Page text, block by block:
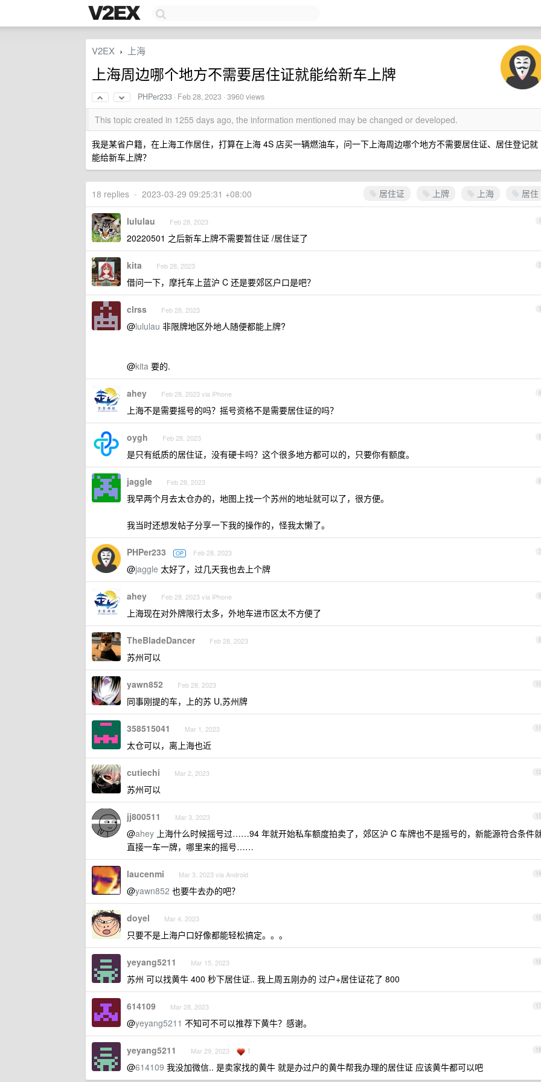
V2EX › 上海
上海周边哪个地方不需要居住证就能给新车上牌
PHPer233 · Feb 28, 2023 · 3960 views
This topic created in 1255 days ago, the information mentioned may be changed or developed.
我是某省户籍，在上海工作居住，打算在上海 4S 店买一辆燃油车，问一下上海周边哪个地方不需要居住证、居住登记就
能给新车上牌？
居住证 上牌 上海 居住
18 replies • 2023-03-29 09:25:31 +08:00
1
lululau Feb 28, 2023
20220501 之后新车上牌不需要暂住证 /居住证了
2
kita Feb 28, 2023
借问一下，摩托车上蓝沪 C 还是要郊区户口是吧？
3
clrss Feb 28, 2023
@lululau 非限牌地区外地人随便都能上牌?
@kita 要的.
4
ahey Feb 28, 2023 via iPhone
上海不是需要摇号的吗？摇号资格不是需要居住证的吗？
5
oygh Feb 28, 2023
是只有纸质的居住证，没有硬卡吗？这个很多地方都可以的，只要你有额度。
6
jaggle Feb 28, 2023
我早两个月去太仓办的，地图上找一个苏州的地址就可以了，很方便。
我当时还想发帖子分享一下我的操作的，怪我太懒了。
7
PHPer233 OP Feb 28, 2023
@jaggle 太好了，过几天我也去上个牌
8
ahey Feb 28, 2023 via iPhone
上海现在对外牌限行太多，外地车进市区太不方便了
9
TheBladeDancer Feb 28, 2023
苏州可以
10
yawn852 Feb 28, 2023
同事刚提的车，上的苏 U,苏州牌
11
358515041 Mar 1, 2023
太仓可以，离上海也近
12
cutiechi Mar 2, 2023
苏州可以
13
jj800511 Mar 3, 2023
@ahey 上海什么时候摇号过……94 年就开始私车额度拍卖了，郊区沪 C 车牌也不是摇号的，新能源符合条件
直接一车一牌，哪里来的摇号……
14
laucenmi Mar 3, 2023 via Android
@yawn852 也要牛去办的吧？
15
doyel Mar 4, 2023
只要不是上海户口好像都能轻松搞定。。。
16
yeyang5211 Mar 15, 2023
苏州 可以找黄牛 400 秒下居住证.. 我上周五刚办的 过户+居住证花了 800
17
614109 Mar 28, 2023
@yeyang5211 不知可不可以推荐下黄牛？感谢。
18
yeyang5211 Mar 29, 2023 1
@614109 我没加微信.. 是卖家找的黄牛 就是办过户的黄牛帮我办理的居住证 应该黄牛都可以吧